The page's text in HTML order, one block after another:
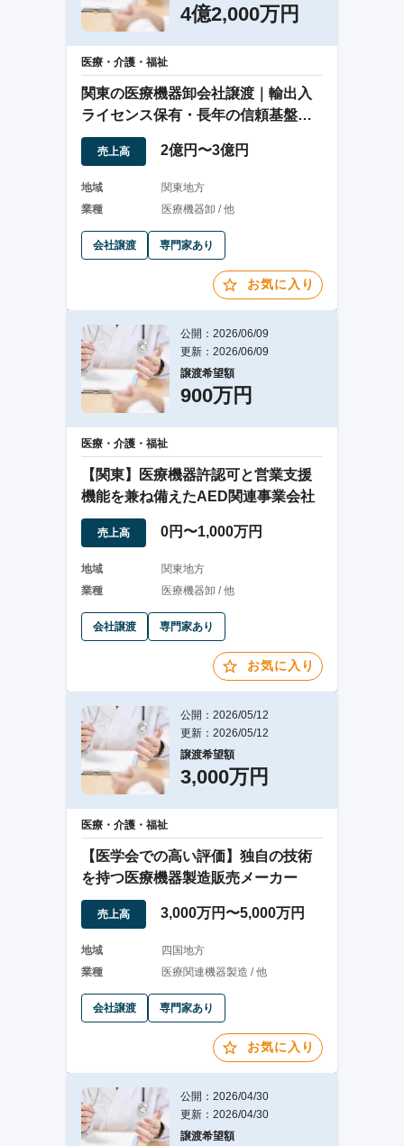
4億2,000万円
医療・介護・福祉
関東の医療機器卸会社譲渡｜輸出入
ライセンス保有・長年の信頼基盤あ
り
売上高 2億円〜3億円
地域
関東地方
業種
医療機器卸 / 他
会社譲渡 専門家あり
お気に入り
公開：2026/06/09
更新：2026/06/09
譲渡希望額
900万円
医療・介護・福祉
【関東】医療機器許認可と営業支援
機能を兼ね備えたAED関連事業会社
売上高 0円〜1,000万円
地域
関東地方
業種
医療機器卸 / 他
会社譲渡 専門家あり
お気に入り
公開：2026/05/12
更新：2026/05/12
譲渡希望額
3,000万円
医療・介護・福祉
【医学会での高い評価】独自の技術
を持つ医療機器製造販売メーカー
売上高 3,000万円〜5,000万円
地域
四国地方
業種
医療関連機器製造 / 他
会社譲渡 専門家あり
お気に入り
公開：2026/04/30
更新：2026/04/30
譲渡希望額